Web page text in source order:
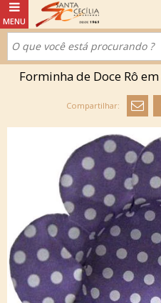
Forminha de Doce Rô